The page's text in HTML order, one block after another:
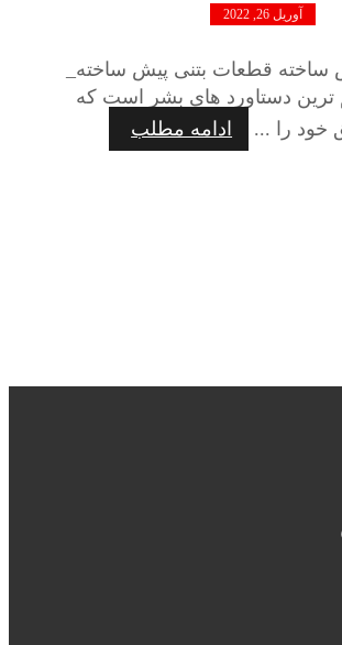
آوریل 26, 2022
ساخته قطعات بتنی پیش ساخته_
ترین دستاورد های بشر است که
خود را ...
ادامه مطلب